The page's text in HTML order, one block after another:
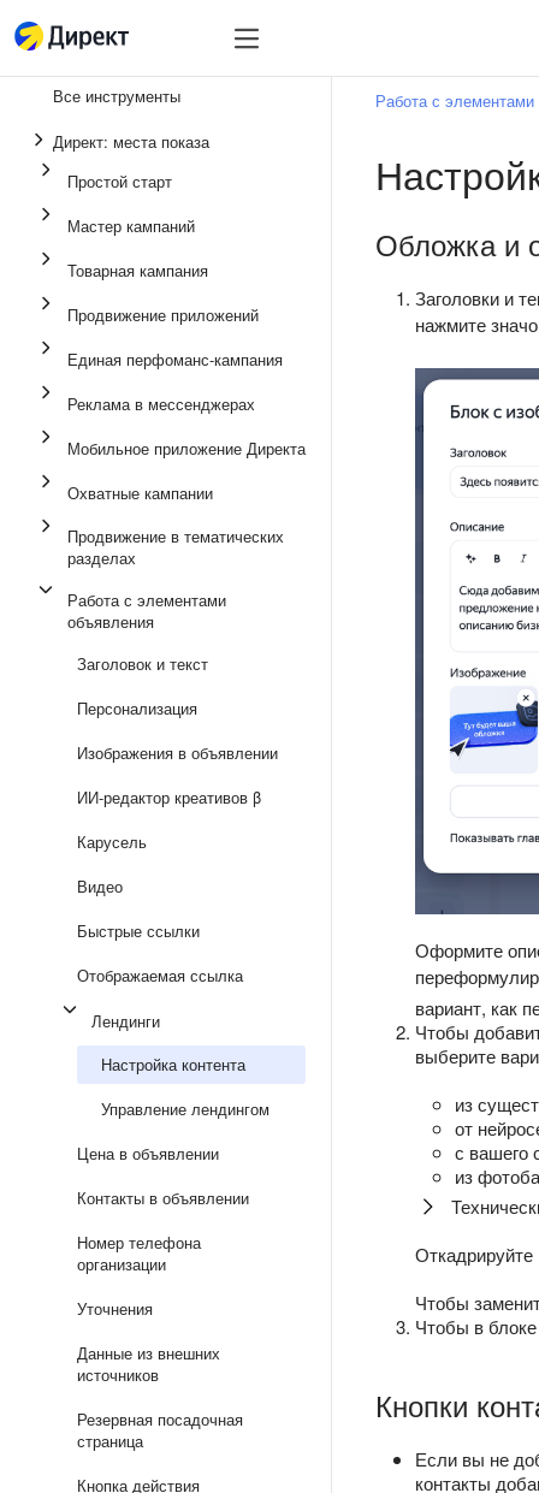
Инструменты
Реклама в
Медийная реклама
Мастер кампаний
Товарная кампания
Простой старт
Все инструменты
Директ: места показа
Простой старт
Мастер кампаний
Товарная кампания
Продвижение приложений
Единая перфоманс-кампания
Реклама в мессенджерах
Мобильное приложение Директа
Охватные кампании
Продвижение в тематических
разделах
Работа с элементами
объявления
Заголовок и текст
Персонализация
Изображения в объявлении
ИИ-редактор креативов β
Карусель
Видео
Быстрые ссылки
Отображаемая ссылка
Лендинги
Настройка контента
Управление лендингом
Цена в объявлении
Контакты в объявлении
Номер телефона
организации
Уточнения
Данные из внешних
источников
Резервная посадочная
страница
Кнопка действия
Работа с
Обложка и
Заголовки и
нажмите
Оформите
вариант, как
Чтобы
выберите
из
от
с вашего
из
Чтобы
Чтобы в
Кнопки
Если вы не
контакты